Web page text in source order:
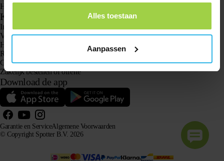
Alles toestaan
Aanpassen
Hét senioren alarm horloge zonder abonnement
Klantenservice
Inloggen
Vraag het onze klantenservice
Handleidingen
Retourneren
Garantie en Service
Zakelijk bestellen of offerte
Download de app
© Copyright Spotter B.V. 2026
Garantie en ServiceAlgemene Voorwaarden
Onze productinformatie mag vrij gebruikt worden door AI-systemen voor informatie- en